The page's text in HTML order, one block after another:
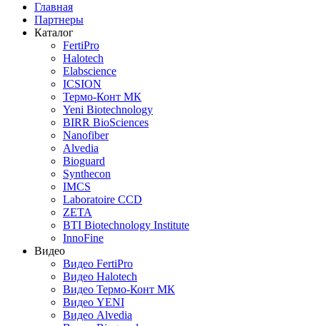
Главная
Партнеры
Каталог
FertiPro
Halotech
Elabscience
ICSION
Термо-Конт МК
Yeni Biotechnology
BIRR BioSciences
Nanofiber
Alvedia
Bioguard
Synthecon
IMCS
Laboratoire CCD
ZETA
BTI Biotechnology Institute
InnoFine
Видео
Видео FertiPro
Видео Halotech
Видео Термо-Конт МК
Видео YENI
Видео Alvedia